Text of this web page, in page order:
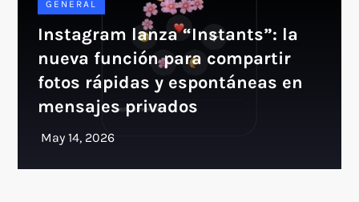
GENERAL
Instagram lanza “Instants”: la
nueva función para compartir
fotos rápidas y espontáneas en
mensajes privados